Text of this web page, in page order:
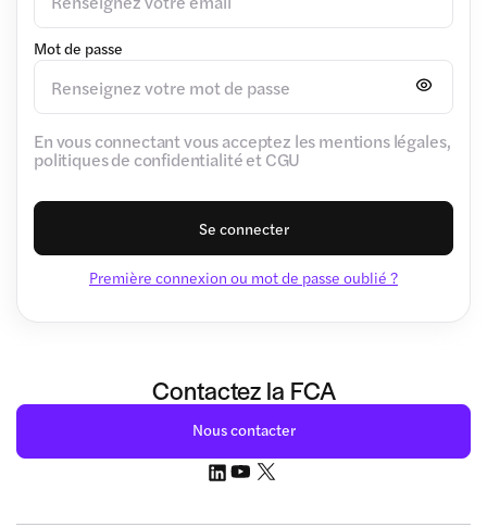
Mot de passe
En vous connectant vous acceptez les mentions légales,
politiques de confidentialité et CGU
Se connecter
Première connexion ou mot de passe oublié ?
Contactez la FCA
Nous contacter